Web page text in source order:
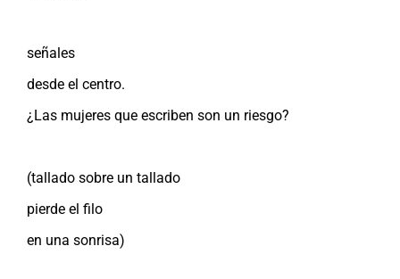
señales
desde el centro.
¿Las mujeres que escriben son un riesgo?
(tallado sobre un tallado
pierde el filo
en una sonrisa)